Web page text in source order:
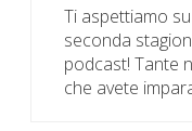
Ti aspettiamo
seconda
podcast! Tante
che avete